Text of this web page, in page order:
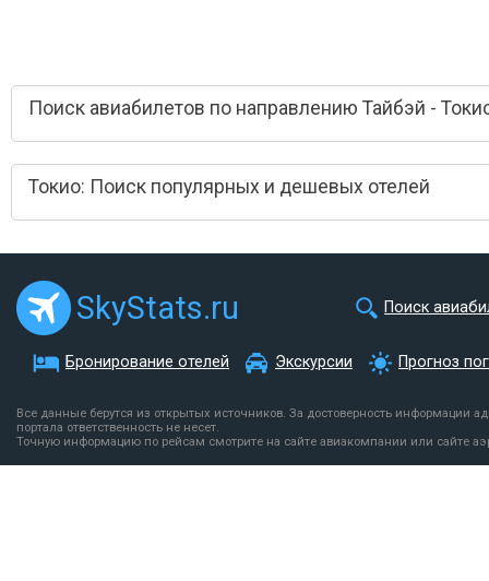
Поиск авиабилетов по направлению Тайбэй -
Токио: Поиск популярных и дешевых отелей
SkyStats.ru Поиск
Бронирование отелей Экскурсии Прогноз
Все данные берутся из открытых источников. За достоверность информации
портала ответственность не несет.
Точную информацию по рейсам смотрите на сайте авиакомпании или сайте